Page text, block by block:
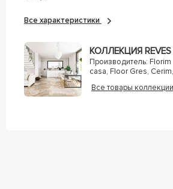
Все характеристики
КОЛЛЕКЦИЯ REVES
Производитель:
casa, Floor Gres,
Все товары коллекции